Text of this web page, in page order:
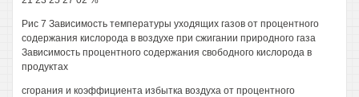
Рис 7 Зависимость температуры уходящих газов от процентного
содержания кислорода в воздухе при сжигании природного газа
Зависимость процентного содержания свободного кислорода в
продуктах
сгорания и коэффициента избытка воздуха от процентного